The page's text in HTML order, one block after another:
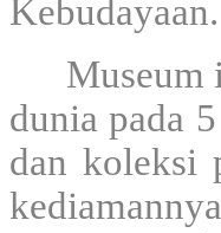
Kebudayaan.
Museum
dunia pada
dan koleksi